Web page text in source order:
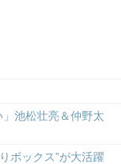
池松壮亮＆仲野太
ボックス”が大活躍